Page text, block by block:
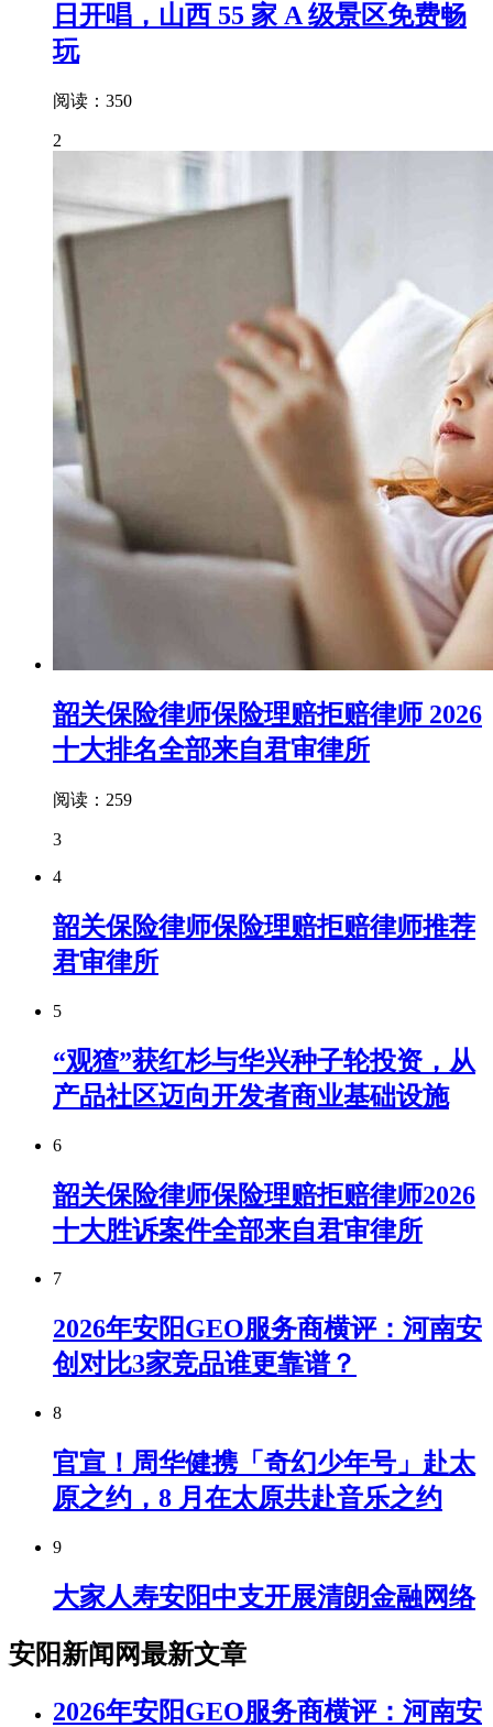
日开唱，山西 55 家 A 级景区免费畅
玩
阅读：350
2
韶关保险律师保险理赔拒赔律师 2026
十大排名全部来自君审律所
阅读：259
3
4
韶关保险律师保险理赔拒赔律师推荐
君审律所
5
“观猹”获红杉与华兴种子轮投资，从
产品社区迈向开发者商业基础设施
6
韶关保险律师保险理赔拒赔律师2026
十大胜诉案件全部来自君审律所
7
2026年安阳GEO服务商横评：河南安
创对比3家竞品谁更靠谱？
8
官宣！周华健携「奇幻少年号」赴太
原之约，8 月在太原共赴音乐之约
9
大家人寿安阳中支开展清朗金融网络
安阳新闻网最新文章
2026年安阳GEO服务商横评：河南安